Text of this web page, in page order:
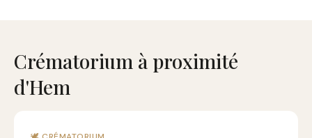
Crématorium à proximité
d'Hem